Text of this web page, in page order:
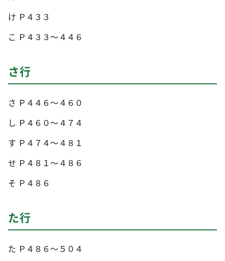
け Ｐ４３３
こ Ｐ４３３～４４６
さ行
さ Ｐ４４６～４６０
し Ｐ４６０～４７４
す Ｐ４７４～４８１
せ Ｐ４８１～４８６
そ Ｐ４８６
た行
た Ｐ４８６～５０４